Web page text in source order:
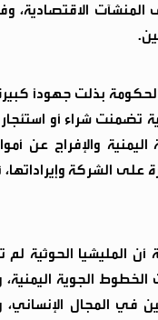
الاقتصادية،
الحكومة بذلت جهوداً
تضمنت شراء أو
والإفراج عن
الشركة
أن المليشيا
الخطوط الجوية
في المجال الإنساني،